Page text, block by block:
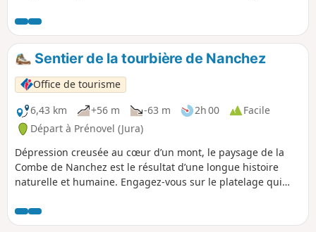
la tourbière.
Sentier de la tourbière de Nanchez
Office de tourisme
6,43 km
+56 m -63 m 2h 00
Facile
Départ à Prénovel (Jura)
Dépression creusée au cœur d’un mont, le paysage de la
Combe de Nanchez est le résultat d’une longue histoire
naturelle et humaine. Engagez-vous sur le platelage qui
découvrez quelques-uns des secrets de la tourbière de
Nanchez.